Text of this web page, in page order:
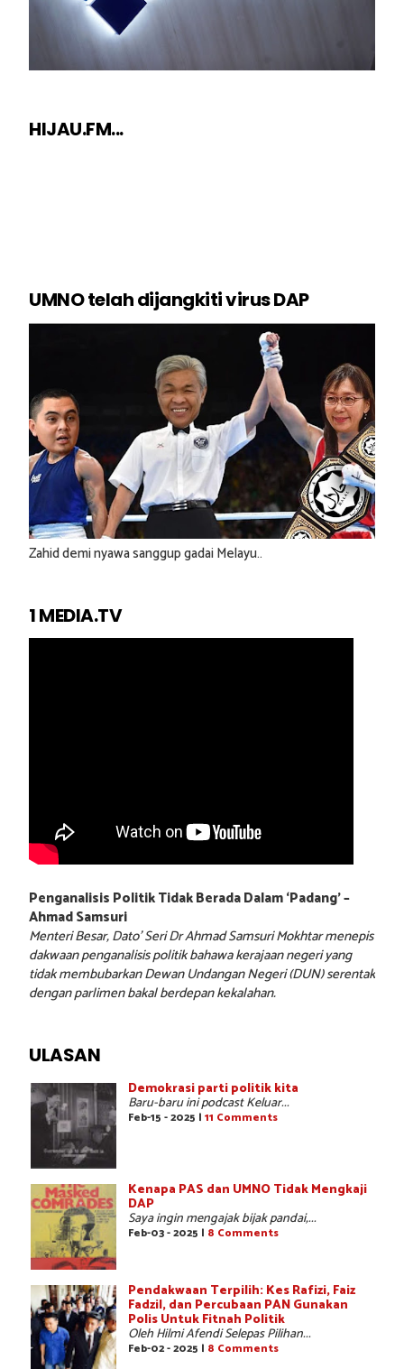
HIJAU.FM...
UMNO telah dijangkiti virus DAP
Zahid demi nyawa sanggup gadai Melayu..
1 MEDIA.TV
Penganalisis Politik Tidak Berada Dalam ‘Padang’ –
Ahmad Samsuri
Menteri Besar, Dato’ Seri Dr Ahmad Samsuri Mokhtar menepis
dakwaan penganalisis politik bahawa kerajaan negeri yang
tidak membubarkan Dewan Undangan Negeri (DUN) serentak
dengan parlimen bakal berdepan kekalahan.
ULASAN
Demokrasi parti politik kita
Baru-baru ini podcast Keluar...
Feb-15 - 2025 | 11 Comments
Kenapa PAS dan UMNO Tidak Mengkaji
DAP
Saya ingin mengajak bijak pandai,...
Feb-03 - 2025 | 8 Comments
Pendakwaan Terpilih: Kes Rafizi, Faiz
Fadzil, dan Percubaan PAN Gunakan
Polis Untuk Fitnah Politik
Oleh Hilmi Afendi Selepas Pilihan...
Feb-02 - 2025 | 8 Comments